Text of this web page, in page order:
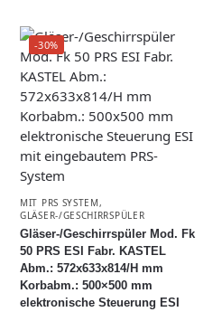
-30%
MIT PRS SYSTEM,
GLÄSER-/GESCHIRRSPÜLER
Gläser-/Geschirrspüler Mod. Fk
50 PRS ESI Fabr. KASTEL
Abm.: 572x633x814/H mm
Korbabm.: 500×500 mm
elektronische Steuerung ESI